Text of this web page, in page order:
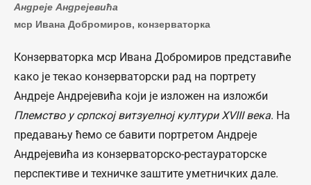
Андреје Андрејевића
мср Ивана Добромиров, конзерваторка
Конзерваторка мср Ивана Добромиров представиће
како је текао конзерваторски рад на портрету
Андреје Андрејевића који је изложен на изложби
Племство у српској витзуелној култури XVIII века. На
предавању ћемо се бавити портретом Андреје
Андрејевића из конзерваторско-рестаураторске
перспективе и техничке заштите уметничких дале.